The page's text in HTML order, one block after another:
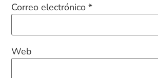
Correo electrónico*
Web